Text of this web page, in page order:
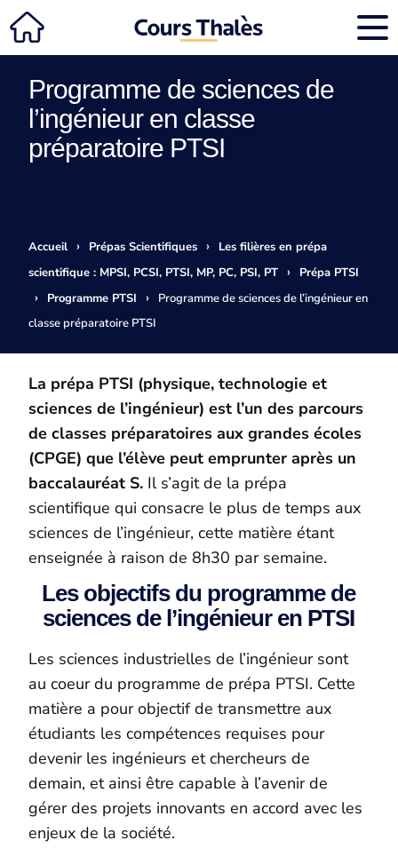
Programme de sciences de
l’ingénieur en classe
préparatoire PTSI
Accueil › Prépas Scientifiques ›
Les filières en prépa
scientifique : MPSI, PCSI, PTSI, MP, PC, PSI, PT › Prépa PTSI
› Programme PTSI ›
Programme de sciences de l’ingénieur en
classe préparatoire PTSI
La prépa PTSI (physique, technologie et
sciences de l’ingénieur) est l’un des parcours
de classes préparatoires aux grandes écoles
(CPGE) que l’élève peut emprunter après un
baccalauréat S. Il s’agit de la prépa
scientifique qui consacre le plus de temps aux
sciences de l’ingénieur, cette matière étant
enseignée à raison de 8h30 par semaine.
Les objectifs du programme de
sciences de l’ingénieur en PTSI
Les sciences industrielles de l’ingénieur sont
au coeur du programme de prépa PTSI. Cette
matière a pour objectif de transmettre aux
étudiants les compétences requises pour
devenir les ingénieurs et chercheurs de
demain, et ainsi être capable à l’avenir de
gérer des projets innovants en accord avec les
enjeux de la société.